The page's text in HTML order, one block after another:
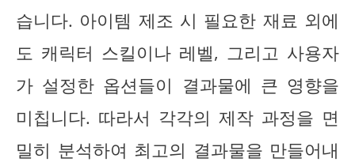
습니다. 아이템 제조 시 필요한 재료 외에
도 캐릭터 스킬이나 레벨, 그리고 사용자
가 설정한 옵션들이 결과물에 큰 영향을
미칩니다. 따라서 각각의 제작 과정을 면
밀히 분석하여 최고의 결과물을 만들어내